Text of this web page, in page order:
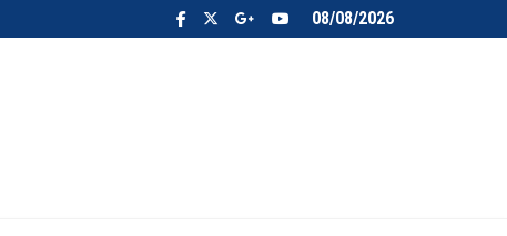
08/08/2026